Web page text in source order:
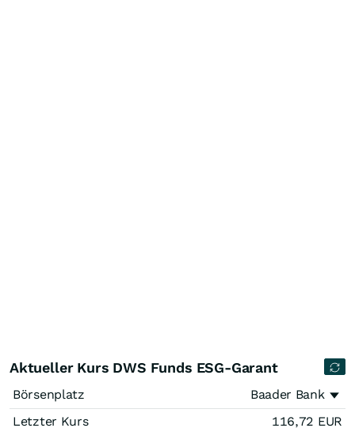
Aktueller Kurs DWS Funds ESG-Garant
Börsenplatz
Baader Bank
Letzter Kurs
116,72 EUR